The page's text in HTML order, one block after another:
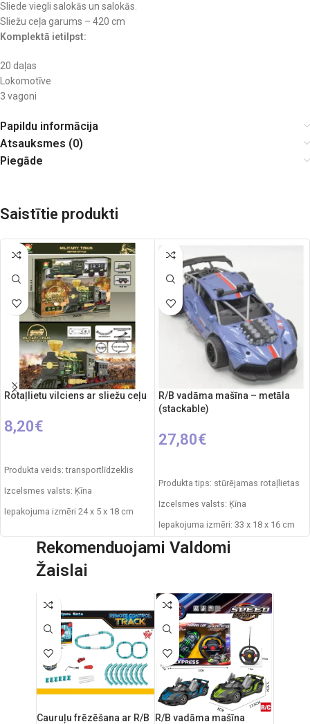
Sliede viegli salokās un salokās.
Sliežu ceļa garums – 420 cm
Komplektā ietilpst:
20 daļas
Lokomotīve
3 vagoni
Papildu informācija
Atsauksmes (0)
Piegāde
Saistītie produkti
Rotaļlietu vilciens ar sliežu ceļu
8,20€
Produkta veids: transportlīdzeklis
Izcelsmes valsts: Ķīna
Iepakojuma izmēri 24 x 5 x 18 cm
Produkta materiāls: plastmasa
Ieteicamais vecums: no 3 gadiem
Nepieciešamie elementi: 1xAA
R/B vadāma mašīna – metāla
(stackable)
27,80€
Produkta tips: stūrējamas rotaļlietas
Izcelsmes valsts: Ķīna
Iepakojuma izmēri: 33 x 18 x 16 cm
Automašīnas garums: 30 cm
RC auto akumulators: 3.7V
Ieteicamais vecums: no 6 gadiem.
Rekomenduojami Valdomi
Žaislai
Cauruļu frēzēšana ar R/B
R/B vadāma mašīna